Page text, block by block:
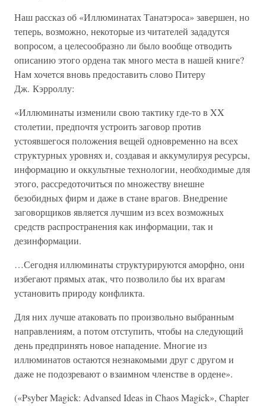
Наш рассказ об «Иллюминатах Танатэроса» завершен, но
теперь, возможно, некоторые из читателей зададутся
вопросом, а целесообразно ли было вообще отводить
описанию этого ордена так много места в нашей книге?
Нам хочется вновь предоставить слово Питеру
Дж. Кэрроллу:
«Иллюминаты изменили свою тактику где-то в XX
столетии, предпочтя устроить заговор против
устоявшегося положения вещей одновременно на всех
структурных уровнях и, создавая и аккумулируя ресурсы,
информацию и оккультные технологии, необходимые для
этого, рассредоточиться по множеству внешне
безобидных фирм и даже в стане врагов. Внедрение
заговорщиков является лучшим из всех возможных
средств распространения как информации, так и
дезинформации.
…Сегодня иллюминаты структурируются аморфно, они
избегают прямых атак, что позволило бы их врагам
установить природу конфликта.
Для них лучше атаковать по произвольно выбранным
направлениям, а потом отступить, чтобы на следующий
день предпринять новое нападение. Многие из
иллюминатов остаются незнакомыми друг с другом и
даже не подозревают о взаимном членстве в ордене».
(«Psyber Magick: Advansed Ideas in Chaos Magick», Chapter